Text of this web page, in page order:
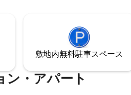
ゾートからわずか数ブロッ
ーク・クリークにあります
へのアクセスも簡単です。
アしない手はありません！
の
り
敷地内無料駐⁠車ス⁠ペ⁠ー⁠ス
ン・アパート